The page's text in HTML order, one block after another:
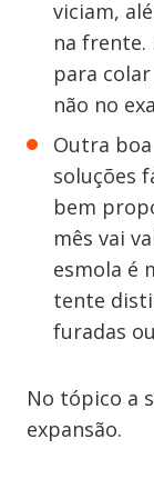
viciam,
na frente.
para
não no
Outra
soluções
bem
mês vai
esmola é
tente
furadas
No tópico a
expansão.